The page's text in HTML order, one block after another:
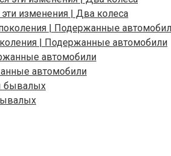
изменения | Два колеса
| Подержанные автомобили
автомобили